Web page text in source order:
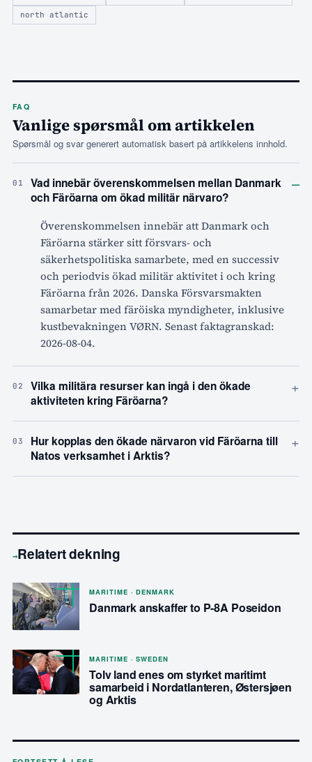
north atlantic
FAQ
Vanlige spørsmål om artikkelen
Spørsmål og svar generert automatisk basert på artikkelens innhold.
01
Vad innebär överenskommelsen mellan Danmark
och Färöarna om ökad militär närvaro?
–
Överenskommelsen innebär att Danmark och
Färöarna stärker sitt försvars- och
säkerhetspolitiska samarbete, med en successiv
och periodvis ökad militär aktivitet i och kring
Färöarna från 2026. Danska Försvarsmakten
samarbetar med färöiska myndigheter, inklusive
kustbevakningen VØRN. Senast faktagranskad:
2026-08-04.
02
Vilka militära resurser kan ingå i den ökade
aktiviteten kring Färöarna?
+
03
Hur kopplas den ökade närvaron vid Färöarna till
Natos verksamhet i Arktis?
+
→Relatert dekning
MARITIME · DENMARK
Danmark anskaffer to P-8A Poseidon
MARITIME · SWEDEN
Tolv land enes om styrket maritimt
samarbeid i Nordatlanteren, Østersjøen
og Arktis